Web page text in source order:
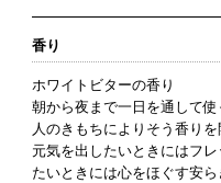
香り
ホワイトビターの香り
朝から夜まで一日を通して
人のきもちによりそう香りを
元気を出したいときにはフ
たいときには心をほぐす安